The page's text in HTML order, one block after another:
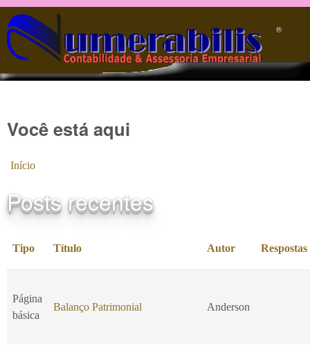
Pular para o conteúdo principal
®️
Você está aqui
Início
Posts recentes
Tipo Título Autor Respostas
Página
básica
Balanço Patrimonial Anderson